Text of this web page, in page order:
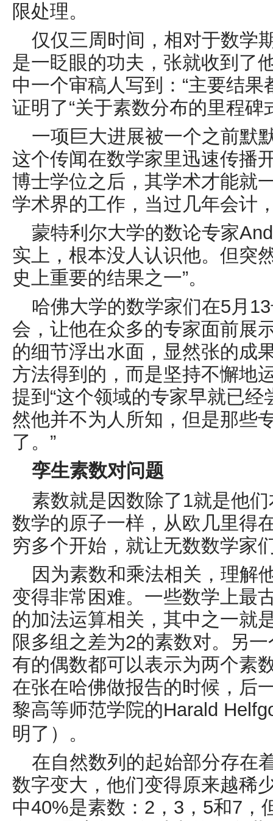
限处理。
仅仅三周时间，相对于数学
是一眨眼的功夫，张就收到了
中一个审稿人写到：“主要结果
证明了“关于素数分布的里程碑
一项巨大进展被一个之前默
这个传闻在数学家里迅速传播
博士学位之后，其学术才能就
学术界的工作，当过几年会计
蒙特利尔大学的数论专家
实上，根本没人认识他。但突
史上重要的结果之一”。
哈佛大学的数学家们在5月 13
会，让他在众多的专家面前展
的细节浮出水面，显然张的成
方法得到的，而是坚持不懈地
提到“这个领域的专家早就已经
然他并不为人所知，但是那些
了。”
孪生素数对问题
素数就是因数除了1就是他
数学的原子一样，从欧几里得
穷多个开始，就让无数数学家
因为素数和乘法相关，理解
变得非常困难。一些数学上最
的加法运算相关，其中之一就
限多组之差为2的素数对。另
有的偶数都可以表示为两个素
在张在哈佛做报告的时候，后
黎高等师范学院的Harald
明了）。
在自然数列的起始部分存在
数字变大，他们变得原来越稀
中40%是素数： 2 ， 3 ， 5和7 ，